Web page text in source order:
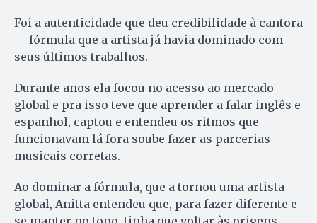
Foi a autenticidade que deu credibilidade à cantora
— fórmula que a artista já havia dominado com
seus últimos trabalhos.
Durante anos ela focou no acesso ao mercado
global e pra isso teve que aprender a falar inglês e
espanhol, captou e entendeu os ritmos que
funcionavam lá fora soube fazer as parcerias
musicais corretas.
Ao dominar a fórmula, que a tornou uma artista
global, Anitta entendeu que, para fazer diferente e